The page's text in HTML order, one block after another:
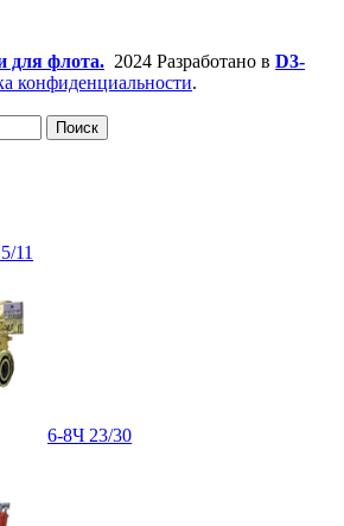
для флота. 2024 Разработано в D3-
конфиденциальности.
Поиск
11
6-8Ч 23/30